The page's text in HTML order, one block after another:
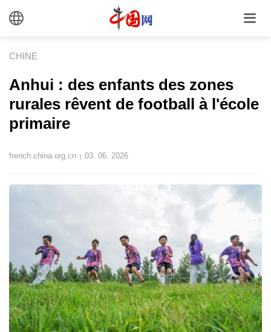
CHINE
Anhui : des enfants des zones
rurales rêvent de football à l'école
primaire
french.china.org.cn | 03. 06. 2026